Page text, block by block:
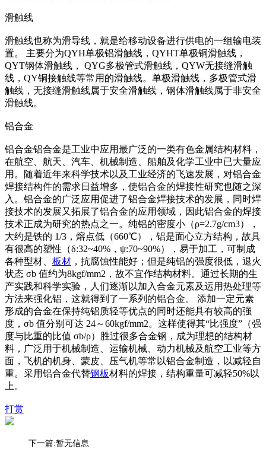
滑触线
滑触线也称为滑导线，就是给移动设备进行供电的一组输电装
置。 主要分为QYH单极铝滑触线，QYHT单极铜滑触线，
QYT钢体滑触线， QYG多极管式滑触线，QYW无接缝滑触
线，QY铜接触线等常用的滑触线。单极滑触线，多极管式滑
触线，无接缝滑触线属于安全滑触线，钢体滑触线属于非安全
滑触线。
铝合金
铝合金铝合金是工业中应用最广泛的一类有色金属结构材料，
在航空、航天、汽车、机械制造、船舶及化学工业中已大量应
用。随着近年来科学技术以及工业经济的飞速发展，对铝合金
焊接结构件的需求日益增多，使铝合金的焊接性研究也随之深
入。铝合金的广泛应用促进了铝合金焊接技术的发展，同时焊
接技术的发展又拓展了铝合金的应用领域，因此铝合金的焊接
技术正成为研究的热点之一。纯铝的密度小（ρ=2.7g/cm3），
大约是铁的 1/3，熔点低（660℃），铝是面心立方结构，故具
有很高的塑性（δ:32~40%，ψ:70~90%），易于加工，可制成
各种型材、 板材 ，抗腐蚀性能好；但是纯铝的强度很低，退火
状态 σb 值约为8kgf/mm2，故不宜作结构材料。通过长期的生
产实践和科学实验，人们逐渐以加入合金元素及运用热处理等
方法来强化铝，这就得到了一系列的铝合金。 添加一定元素
形成的合金在保持纯铝质轻等优点的同时还能具有较高的强
度，σb 值分别可达 24～60kgf/mm2。这样使得其“比强度”（强
度与比重的比值 σb/ρ）胜过很多合金钢，成为理想的结构材
料，广泛用于机械制造、运输机械、动力机械及航空工业等方
面，飞机的机身、蒙皮、压气机等常以铝合金制造，以减轻自
重。采用铝合金代替钢板材料的焊接，结构重量可减轻50%以
上。
打赏
下一篇:暂无信息